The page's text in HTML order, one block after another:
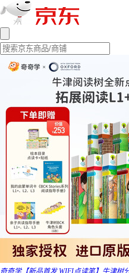
奇奇学【新品首发 WIFI点读笔】牛津树